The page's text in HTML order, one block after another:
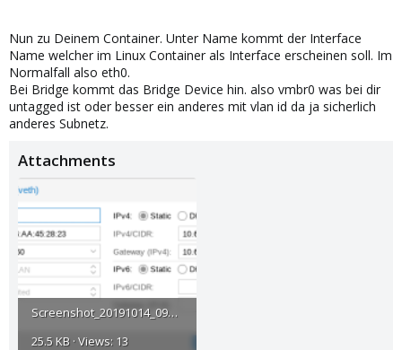
Nun zu Deinem Container. Unter Name kommt der Interface
Name welcher im Linux Container als Interface erscheinen soll. Im
Normalfall also eth0.
Bei Bridge kommt das Bridge Device hin. also vmbr0 was bei dir
untagged ist oder besser ein anderes mit vlan id da ja sicherlich
anderes Subnetz.
Attachments
Screenshot_20191014_092358.png
25.5 KB · Views: 13